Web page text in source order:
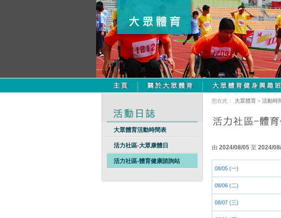
大眾體育活動時間表
活力社區-大眾康體日
活力社區-體育健康諮詢站
您在此： 大眾體育 > 活動時
由 2024/08/05 至 2024/
08/05 (一)
08/06 (二)
08/07 (三)